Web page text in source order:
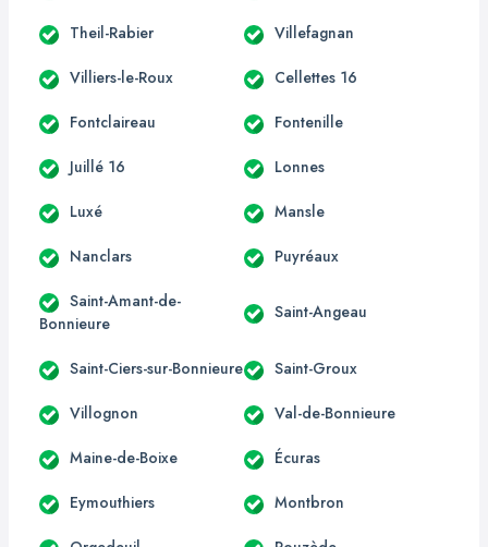
Theil-Rabier Villefagnan
Villiers-le-Roux Cellettes 16
Fontclaireau Fontenille
Juillé 16 Lonnes
Luxé Mansle
Nanclars Puyréaux
Saint-Amant-de-
Bonnieure
Saint-Angeau
Saint-Ciers-sur-Bonnieure Saint-Groux
Villognon Val-de-Bonnieure
Maine-de-Boixe Écuras
Eymouthiers Montbron